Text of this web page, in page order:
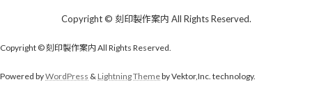
Copyright © 刻印製作案内 All Rights Reserved.
Copyright © 刻印製作案内 All Rights Reserved.
Powered byWordPress & Lightning Themeby Vektor,Inc. technology.